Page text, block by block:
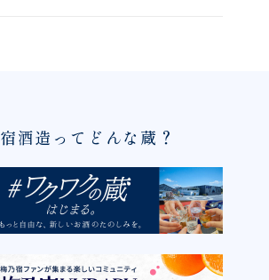
酒造ってどんな蔵？